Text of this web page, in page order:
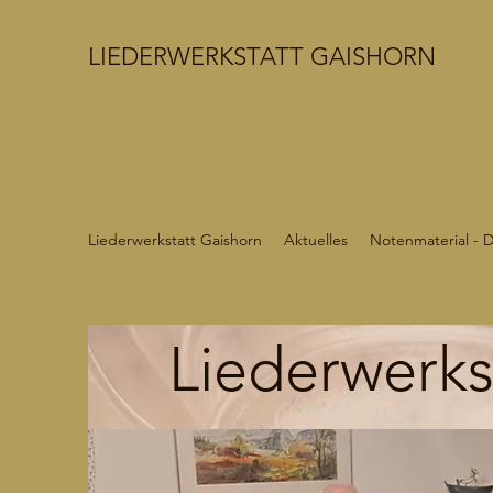
LIEDERWERKSTATT GAISHORN
Liederwerkstatt Gaishorn Aktuelles Notenmaterial -